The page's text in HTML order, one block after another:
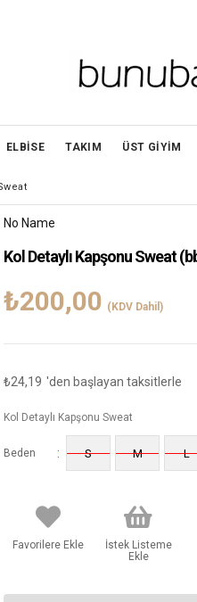
ELBİSE TAKIM ÜST GİYİM
No Name
Kol Detaylı Kapşonu Sweat
₺200,00 (KDV Dahil)
₺24,19 'den başlayan taksitlerle
Kol Detaylı Kapşonu Sweat
Beden : S M L
Favorilere Ekle
İstek Listeme
Ekle